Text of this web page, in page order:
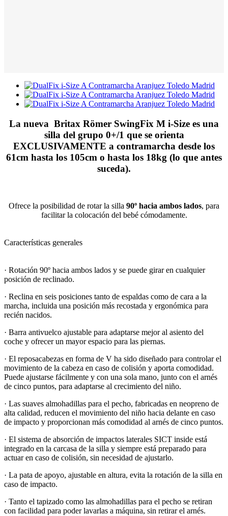
La nueva Britax Römer SwingFix M i-Size es una
silla del grupo 0+/1 que se orienta
EXCLUSIVAMENTE a contramarcha desde los
61cm hasta los 105cm o hasta los 18kg (lo que antes
suceda).
Ofrece la posibilidad de rotar la silla 90º hacia ambos lados, para
facilitar la colocación del bebé cómodamente.
Características generales
· Rotación 90º hacia ambos lados y se puede girar en cualquier
posición de reclinado.
· Reclina en seis posiciones tanto de espaldas como de cara a la
marcha, incluida una posición más recostada y ergonómica para
recién nacidos.
· Barra antivuelco ajustable para adaptarse mejor al asiento del
coche y ofrecer un mayor espacio para las piernas.
· El reposacabezas en forma de V ha sido diseñado para controlar el
movimiento de la cabeza en caso de colisión y aporta comodidad.
Puede ajustarse fácilmente y con una sola mano, junto con el arnés
de cinco puntos, para adaptarse al crecimiento del niño.
· Las suaves almohadillas para el pecho, fabricadas en neopreno de
alta calidad, reducen el movimiento del niño hacia delante en caso
de impacto y proporcionan más comodidad al arnés de cinco puntos.
· El sistema de absorción de impactos laterales SICT inside está
integrado en la carcasa de la silla y siempre está preparado para
actuar en caso de colisión, sin necesidad de ajustarlo.
· La pata de apoyo, ajustable en altura, evita la rotación de la silla en
caso de impacto.
· Tanto el tapizado como las almohadillas para el pecho se retiran
con facilidad para poder lavarlas a máquina, sin retirar el arnés.